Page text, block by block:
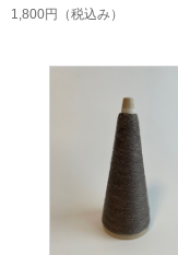
1,800円 （税込み）